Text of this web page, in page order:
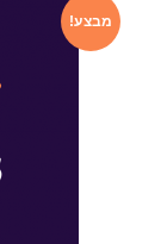
מבצע!